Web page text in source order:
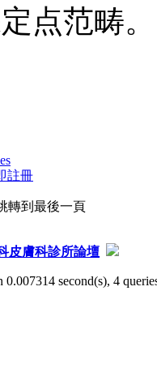
点范畴
註冊
轉到最後一頁
皮膚科診所論壇
0.007314 second(s), 4